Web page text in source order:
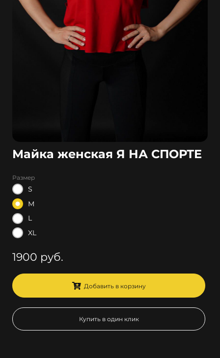
Майка женская Я НА СПОРТЕ
Размер
S
M
L
XL
1900 руб.
Добавить в корзину
Купить в один клик